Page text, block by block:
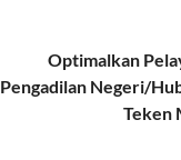
Optimalkan
Pengadilan Negeri/
Teken